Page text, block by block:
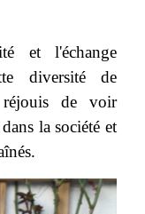
et l'échange
diversité de
de voir
la société et